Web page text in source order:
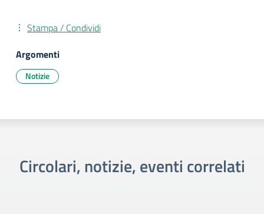
Stampa / Condividi
Argomenti
Notizie
Circolari, notizie, eventi correlati